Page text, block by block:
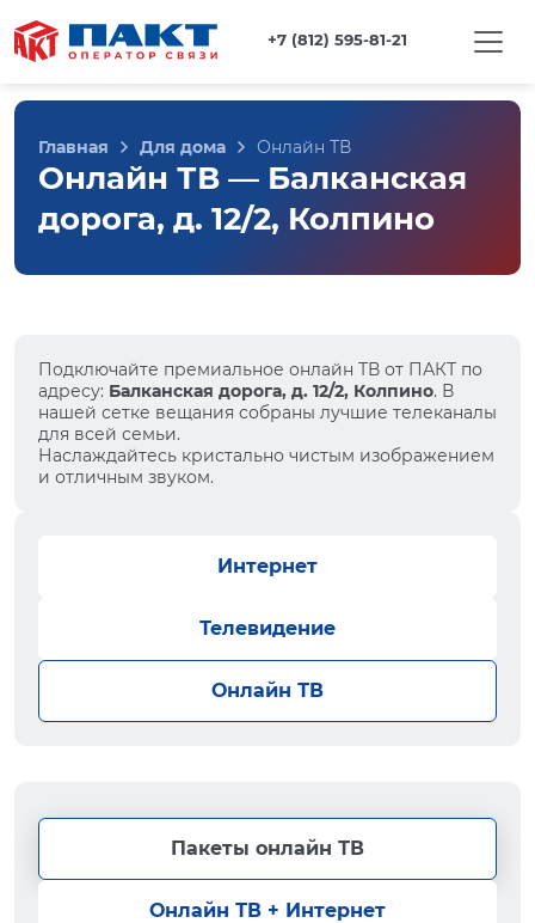
+7 (812) 595-81-21
Главная Для дома Онлайн ТВ
Онлайн ТВ — Балканская
дорога, д. 12/2, Колпино
Подключайте премиальное онлайн ТВ от ПАКТ по
адресу: Балканская дорога, д. 12/2, Колпино. В
нашей сетке вещания собраны лучшие телеканалы
для всей семьи.
Наслаждайтесь кристально чистым изображением
и отличным звуком.
Интернет
Телевидение
Онлайн ТВ
Пакеты онлайн ТВ
Онлайн ТВ + Интернет